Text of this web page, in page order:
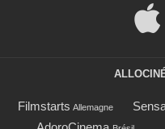
Filmstarts Allemagne